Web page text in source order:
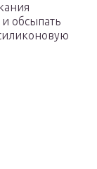
обсыпать